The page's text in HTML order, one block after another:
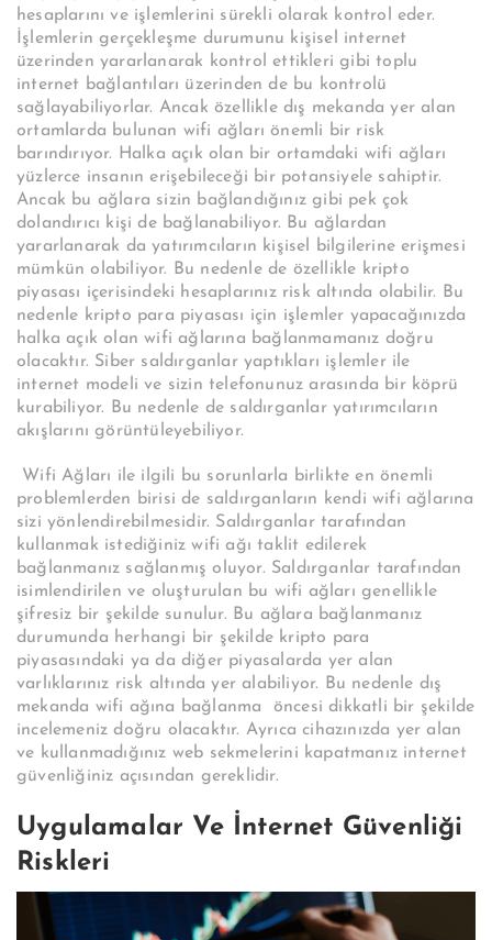
hesaplarını ve işlemlerini sürekli olarak kontrol eder.
İşlemlerin gerçekleşme durumunu kişisel internet
üzerinden yararlanarak kontrol ettikleri gibi toplu
internet bağlantıları üzerinden de bu kontrolü
sağlayabiliyorlar. Ancak özellikle dış mekanda yer alan
ortamlarda bulunan wifi ağları önemli bir risk
barındırıyor. Halka açık olan bir ortamdaki wifi ağları
yüzlerce insanın erişebileceği bir potansiyele sahiptir.
Ancak bu ağlara sizin bağlandığınız gibi pek çok
dolandırıcı kişi de bağlanabiliyor. Bu ağlardan
yararlanarak da yatırımcıların kişisel bilgilerine erişmesi
mümkün olabiliyor. Bu nedenle de özellikle kripto
piyasası içerisindeki hesaplarınız risk altında olabilir. Bu
nedenle kripto para piyasası için işlemler yapacağınızda
halka açık olan wifi ağlarına bağlanmamanız doğru
olacaktır. Siber saldırganlar yaptıkları işlemler ile
internet modeli ve sizin telefonunuz arasında bir köprü
kurabiliyor. Bu nedenle de saldırganlar yatırımcıların
akışlarını görüntüleyebiliyor.
Wifi Ağları ile ilgili bu sorunlarla birlikte en önemli
problemlerden birisi de saldırganların kendi wifi ağlarına
sizi yönlendirebilmesidir. Saldırganlar tarafından
kullanmak istediğiniz wifi ağı taklit edilerek
bağlanmanız sağlanmış oluyor. Saldırganlar tarafından
isimlendirilen ve oluşturulan bu wifi ağları genellikle
şifresiz bir şekilde sunulur. Bu ağlara bağlanmanız
durumunda herhangi bir şekilde kripto para
piyasasındaki ya da diğer piyasalarda yer alan
varlıklarınız risk altında yer alabiliyor. Bu nedenle dış
mekanda wifi ağına bağlanma öncesi dikkatli bir şekilde
incelemeniz doğru olacaktır. Ayrıca cihazınızda yer alan
ve kullanmadığınız web sekmelerini kapatmanız internet
güvenliğiniz açısından gereklidir.
Uygulamalar Ve İnternet Güvenliği
Riskleri